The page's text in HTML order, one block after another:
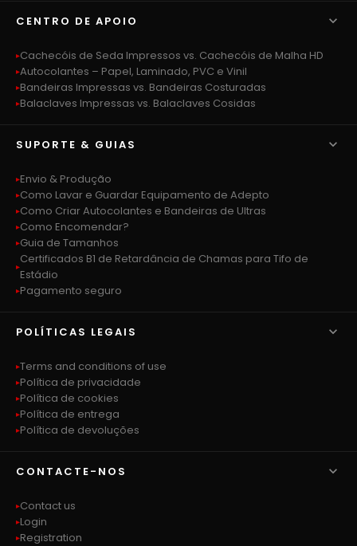
CENTRO DE APOIO 
Cachecóis de Seda Impressos vs. Cachecóis de Malha HD
Autocolantes – Papel, Laminado, PVC e Vinil
Bandeiras Impressas vs. Bandeiras Costuradas
Balaclaves Impressas vs. Balaclaves Cosidas
SUPORTE & GUIAS 
Envio & Produção
Como Lavar e Guardar Equipamento de Adepto
Como Criar Autocolantes e Bandeiras de Ultras
Como Encomendar?
Guia de Tamanhos
Certificados B1 de Retardância de Chamas para Tifo de
Estádio
Pagamento seguro
POLÍTICAS LEGAIS 
Terms and conditions of use
Política de privacidade
Política de cookies
Política de entrega
Política de devoluções
CONTACTE-NOS 
Contact us
Login
Registration